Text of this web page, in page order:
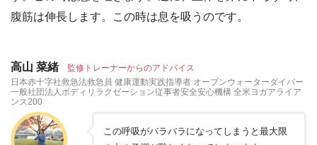
腹筋は伸長します。この時は息を吸うのです。
高山 菜緒 監修トレーナーからのアドバイス
日本赤十字社救急法救急員 健康運動実践指導者 オープンウォーターダイバー
一般社団法人ボディリラクゼーション従事者安全安心機構 全米ヨガアライア
ンス200
この呼吸がバラバラになってしまうと最大限